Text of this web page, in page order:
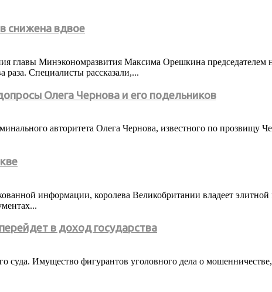
снижена вдвое
главы Минэкономразвития Максима Орешкина председателем
Специалисты рассказали,...
Олега Чернова и его подельников
авторитета Олега Чернова, известного по прозвищу
информации, королева Великобритании владеет
в доход государства
суда. Имущество фигурантов уголовного дела о